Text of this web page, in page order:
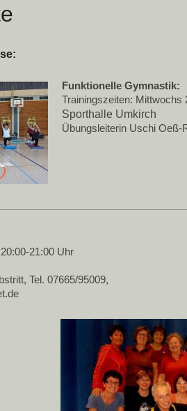
Funktionelle Gymnastik:
Trainingszeiten: Mittwochs
Sporthalle Umkirch
Übungsleiterin Uschi Oeß-
21:00 Uhr
Tel. 07665/95009,